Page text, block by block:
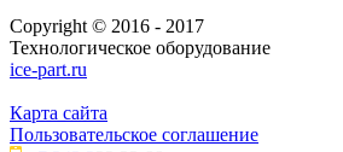
Copyright © 2016 - 2017
Технологическое оборудование
ice-part.ru
Карта сайта
Пользовательское соглашение